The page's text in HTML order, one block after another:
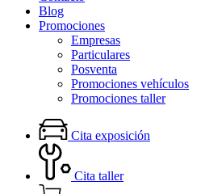
Blog
Promociones
Empresas
Particulares
Posventa
Promociones vehículos
Promociones taller
Cita exposición
Cita taller